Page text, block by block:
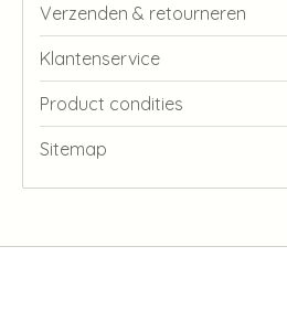
Verzenden & retourneren
Klantenservice
Product condities
Sitemap